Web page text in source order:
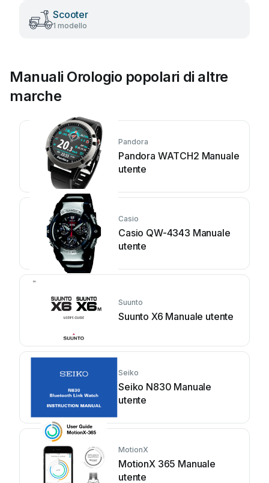
Scooter
1 modello
Manuali Orologio popolari di altre
marche
Pandora
Pandora WATCH2 Manuale
utente
Casio
Casio QW-4343 Manuale
utente
Suunto
Suunto X6 Manuale utente
Seiko
Seiko N830 Manuale
utente
MotionX
MotionX 365 Manuale
utente